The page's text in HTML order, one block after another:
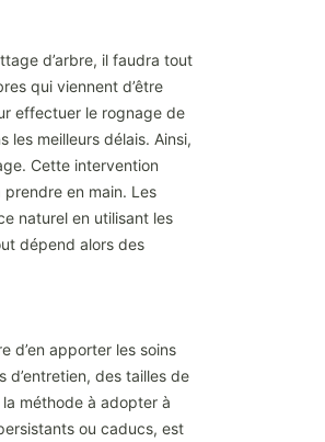
d’arbre, il faudra tout
qui viennent d’être
effectuer le rognage de
les meilleurs délais. Ainsi,
Cette intervention
en main. Les
naturel en utilisant les
dépend alors des
d’en apporter les soins
des tailles de
méthode à adopter à
ou caducs, est